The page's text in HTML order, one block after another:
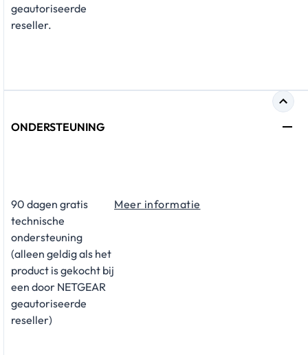
geautoriseerde
reseller.
ONDERSTEUNING
​90 dagen gratis
technische
ondersteuning
(alleen geldig als het
product is gekocht bij
een door NETGEAR
geautoriseerde
reseller)
Meer informatie